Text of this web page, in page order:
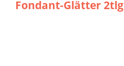
Fondant-Glätter 2tlg